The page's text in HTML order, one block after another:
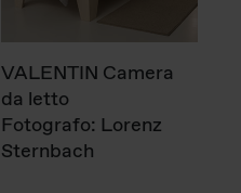
VALENTIN Camera
da letto
Fotografo: Lorenz
Sternbach